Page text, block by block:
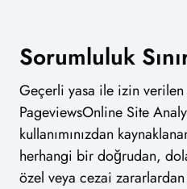
Sorumluluk
Geçerli yasa ile izin
PageviewsOnline Site
kullanımınızdan
herhangi bir doğrudan,
özel veya cezai